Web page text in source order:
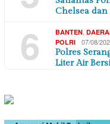
Chelsea
6 BANTEN,
POLRI
07/08/
Polres
Liter Air